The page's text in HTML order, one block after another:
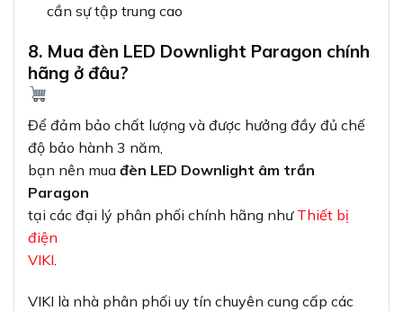
cần sự tập trung cao
8. Mua đèn LED Downlight Paragon chính
hãng ở đâu?
Để đảm bảo chất lượng và được hưởng đầy đủ chế
độ bảo hành 3 năm,
bạn nên mua đèn LED Downlight âm trần
Paragon
tại các đại lý phân phối chính hãng như Thiết bị
điện
VIKI.
VIKI là nhà phân phối uy tín chuyên cung cấp các